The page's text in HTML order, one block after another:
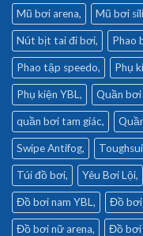
Mũ bơi arena Mũ bơi
Nút bịt tai đi bơi Phao
Phao tập speedo Phụ
Phụ kiện YBL Quần bơi
quần bơi tam giác
Swipe Antifog
Túi đồ bơi Yêu Bơi Lội
Đồ bơi nam YBL Đồ
Đồ bơi nữ arena Đồ bơi